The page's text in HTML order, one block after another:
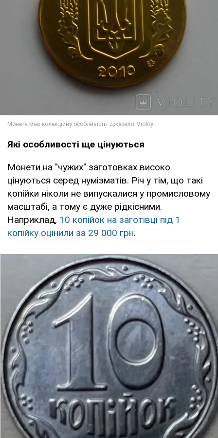
Які особливості ще цінуються
Монети на "чужих" заготовках високо
цінуються серед нумізматів. Річ у тім, що такі
копійки ніколи не випускалися у промисловому
масштабі, а тому є дуже рідкісними.
Наприклад, 10 копійок на заготівці під 1
копійку оцінили за 29 000 грн.